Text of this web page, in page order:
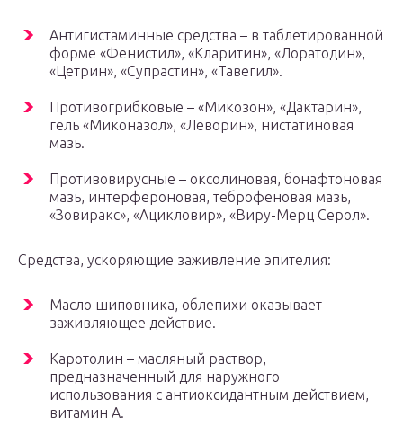
Антигистаминные средства – в таблетированной
форме «Фенистил», «Кларитин», «Лоратодин»,
«Цетрин», «Супрастин», «Тавегил».
Противогрибковые – «Микозон», «Дактарин»,
гель «Миконазол», «Леворин», нистатиновая
мазь.
Противовирусные – оксолиновая, бонафтоновая
мазь, интерфероновая, теброфеновая мазь,
«Зовиракс», «Ацикловир», «Виру-Мерц Серол».
Средства, ускоряющие заживление эпителия:
Масло шиповника, облепихи оказывает
заживляющее действие.
Каротолин – масляный раствор,
предназначенный для наружного
использования с антиоксидантным действием,
витамин А.